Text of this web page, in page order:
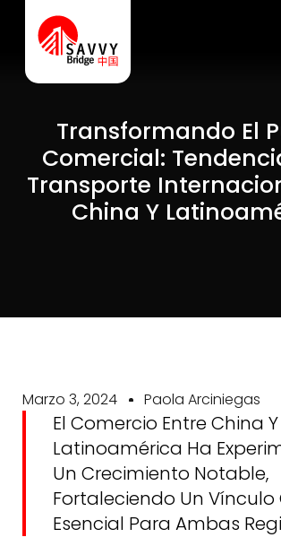
Transformando El
Comercial:
Transporte
China Y
Marzo 3, 2024 Paola Arciniegas
El Comercio Entre China Y
Latinoamérica Ha
Un Crecimiento Notable,
Fortaleciendo Un
Esencial Para Ambas